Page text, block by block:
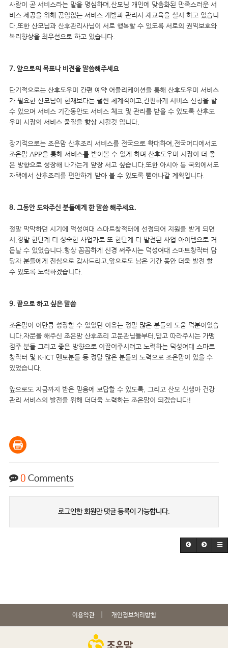
사람이 곧 서비스라는 말을 명심하며,산모님 개인에 맞춤화된 만족스러운 서
비스 제공을 위해 끊임없는 서비스 개발과 관리사 재교육을 실시 하고 있습니
다.또한 산모님과 산후관리사님이 서로 행복할 수 있도록 서로의 권익보호와
복리향상을 최우선으로 하고 있습니다.
7. 앞으로의 목표나 비젼을 말씀해주세요
단기적으로는 산후도우미 간편 예약 어플리케이션을 통해 산후도우미 서비스
가 필요한 산모님이 현재보다는 훨씬 체계적이고,간편하게 서비스 신청을 할
수 있으며 서비스 기간동안도 서비스 체크 및 관리를 받을 수 있도록 산후도
우미 시장의 서비스 품질을 향상 시킬것 입니다.
장기적으로는 조은맘 산후조리 서비스를 전국으로 확대하여,전국어디에서도
조은맘 APP을 통해 서비스를 받아볼 수 있게 하며 산후도우미 시장이 더 좋
은 방향으로 성장해 나가는게 앞장 서고 싶습니다.또한 아시아 등 국외에서도
자택에서 산후조리를 편안하게 받아 볼 수 있도록 뻗어나갈 계획입니다.
8. 그동안 도와주신 분들에게 한 말씀 해주세요.
정말 막막하던 시기에 덕성여대 스마트창적터에 선정되어 지원을 받게 되면
서,정말 한단계 더 성숙한 사업가로 또 한단계 더 발전된 사업 아이템으로 거
듭날 수 있었습니다.항상 꼼꼼하게 신경 써주시는 덕성여대 스마트창작터 담
당자 분들에게 진심으로 감사드리고,앞으로도 남은 기간 동안 더욱 발전 할
수 있도록 노력하겠습니다.
9. 끝으로 하고 싶은 말씀
조은맘이 이만큼 성장할 수 있었던 이유는 정말 많은 분들의 도움 덕분이었습
니다.자문을 해주신 조은맘 산후조리 고문관님들부터,믿고 따라주시는 가맹
점주 분들 그리고 좋은 방향으로 이끌어주시려고 노력하는 덕성여대 스마트
창작터 및 K-ICT 멘토분들 등 정말 많은 분들의 노력으로 조은맘이 있을 수
있었습니다.
앞으로도 지금까지 받은 믿음에 보답할 수 있도록, 그리고 산모 신생아 건강
관리 서비스의 발전을 위해 더더욱 노력하는 조은맘이 되겠습니다!
0 Comments
로그인한 회원만 댓글 등록이 가능합니다.
이용약관 개인정보처리방침